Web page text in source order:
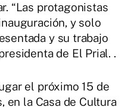
“Las protagonistas
y solo
y su trabajo
de El Prial. .
el próximo 15 de
en la Casa de Cultura